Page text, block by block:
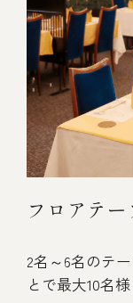
フロアテー
2名～6名のテ
とで最大10名